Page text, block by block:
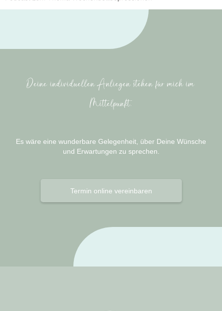
Deine individuellen Anliegen stehen für mich im
Mittelpunkt.
Es wäre eine wunderbare Gelegenheit, über Deine Wünsche
und Erwartungen zu sprechen.
Termin online vereinbaren